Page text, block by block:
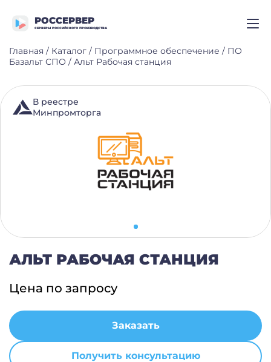
РОССЕРВЕР
СЕРВЕРЫ РОССИЙСКОГО ПРОИЗВОДСТВА
Главная / Каталог / Программное обеспечение / ПО
Базальт СПО / Альт Рабочая станция
В реестре
Минпромторга
АЛЬТ РАБОЧАЯ СТАНЦИЯ
Цена по запросу
Заказать
Получить консультацию